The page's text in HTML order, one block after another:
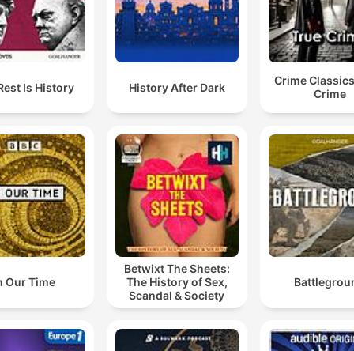
Is History History After Dark
Crime
Crime
Our Time
Betwixt The Sheets:
The History of Sex,
Scandal & Society